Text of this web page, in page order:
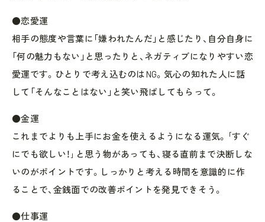
●恋愛運
相手の態度や言葉に「嫌われたんだ」と感じたり、自分自身に
「何の魅力もない」と思ったりと、ネガティブになりやすい恋
愛運です。ひとりで考え込むのはNG。気心の知れた人に話
して「そんなことはない」と笑い飛ばしてもらって。
●金運
これまでよりも上手にお金を使えるようになる運気。｢すぐ
にでも欲しい！｣と思う物があっても、寝る直前まで決断しな
いのがポイントです。しっかりと考える時間を意識的に作
ることで、金銭面での改善ポイントを発見できそう。
●仕事運